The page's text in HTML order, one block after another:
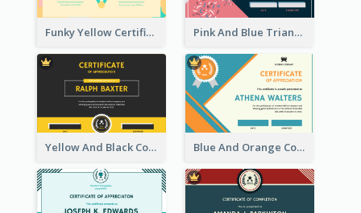
Funky Yellow Certificate Of Singing Content Champion Pink And Blue Triangles Confetti Celebration Certificate
Yellow And Black Contrast Simple Certificate Blue And Orange Company Triangles With Badge Certificate